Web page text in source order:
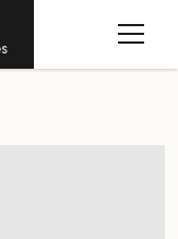
abrir